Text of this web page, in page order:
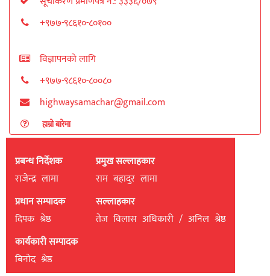
+९७७-९८६१०-८०१००
विज्ञापनको लागि
+९७७-९८६१०-८००८०
highwaysamachar@gmail.com
हाम्रो बारेमा
प्रबन्ध निर्देशक
राजेन्द्र लामा
प्रधान सम्पादक
दिपक श्रेष्ठ
कार्यकारी सम्पादक
बिनाेद श्रेष्ठ
प्रमुख सल्लाहकार
राम बहादुर लामा
सल्लाहकार
तेज विलास अधिकारी / अनिल श्रेष्ठ